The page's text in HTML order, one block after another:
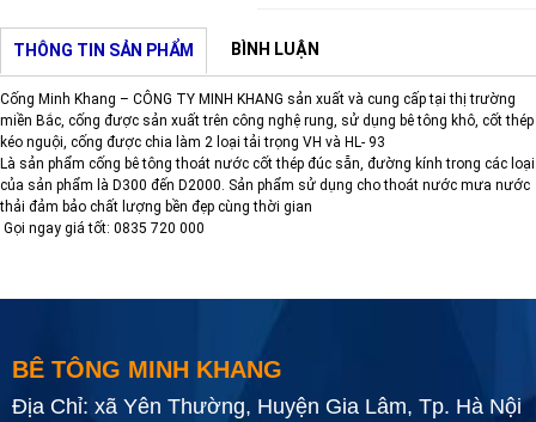
THÔNG TIN SẢN PHẨM BÌNH LUẬN
Cống Minh Khang – CÔNG TY MINH KHANG sản xuất và cung cấp tại thị trường
miền Bắc, cống được sản xuất trên công nghệ rung, sử dụng bê tông khô, cốt thép
kéo nguội, cống được chia làm 2 loại tải trọng VH và HL- 93
Là sản phẩm cống bê tông thoát nước cốt thép đúc sẵn, đường kính trong các loại
của sản phẩm là D300 đến D2000. Sản phẩm sử dụng cho thoát nước mưa nước
thải đảm bảo chất lượng bền đẹp cùng thời gian
Gọi ngay giá tốt: 0835 720 000
BÊ TÔNG MINH KHANG
Địa Chỉ: xã Yên Thường, Huyện Gia Lâm, Tp. Hà Nội